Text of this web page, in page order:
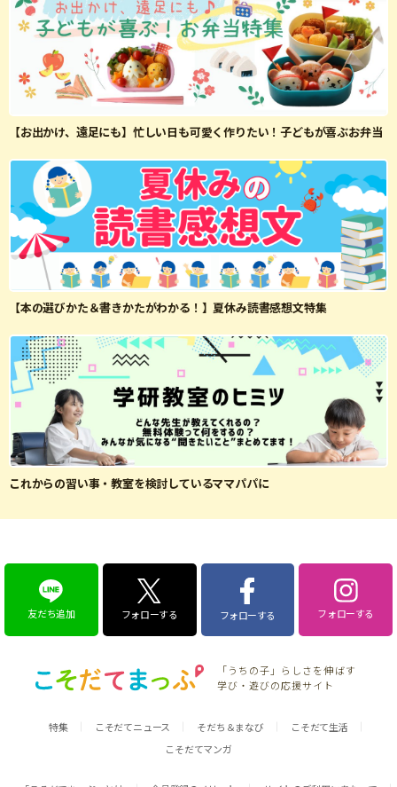
【お出かけ、遠足にも】忙しい日も可愛く作りたい！子どもが喜ぶお弁当
【本の選びかた＆書きかたがわかる！】夏休み読書感想文特集
これからの習い事・教室を検討しているママパパに
友だち追加 フォローする フォローする フォローする
「うちの子」らしさを伸ばす
学び・遊びの応援サイト
特集 こそだてニュース そだち＆まなび
こそだて生活
こそだてマンガ